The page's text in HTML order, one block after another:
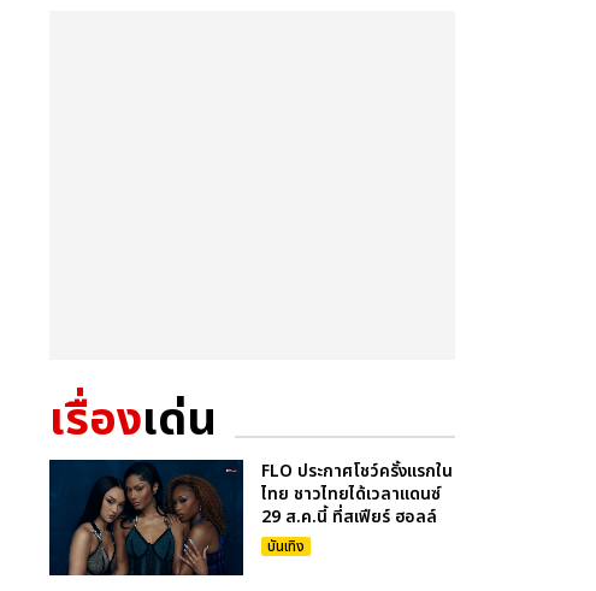
เรื่องเด่น
FLO ประกาศโชว์ครั้งแรกใน
ไทย ชาวไทยได้เวลาแดนซ์
29 ส.ค.นี้ ที่สเฟียร์ ฮอลล์
บันเทิง